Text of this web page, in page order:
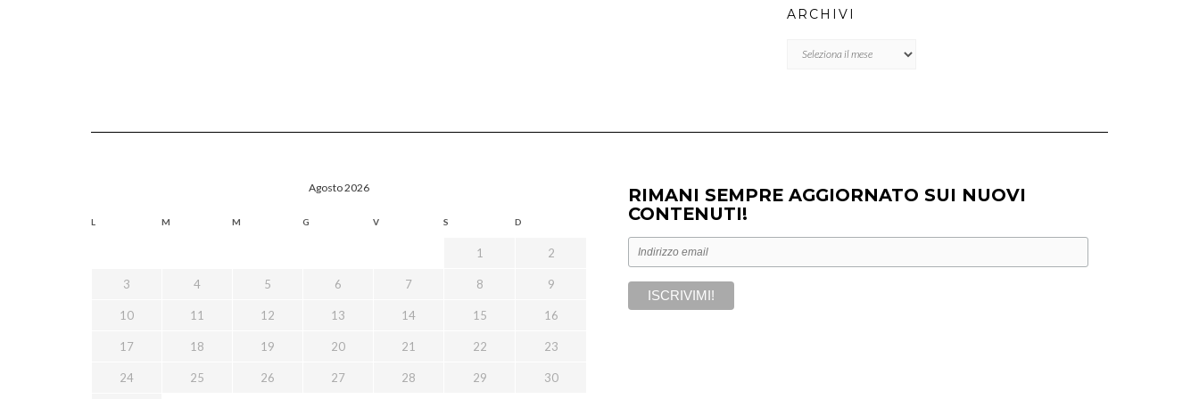
ARCHIVI
Agosto 2026
L M M G V S D
1 2
3 4 5 6 7 8 9
10 11 12 13 14 15 16
17 18 19 20 21 22 23
24 25 26 27 28 29 30
RIMANI SEMPRE AGGIORNATO SUI NUOVI
CONTENUTI!